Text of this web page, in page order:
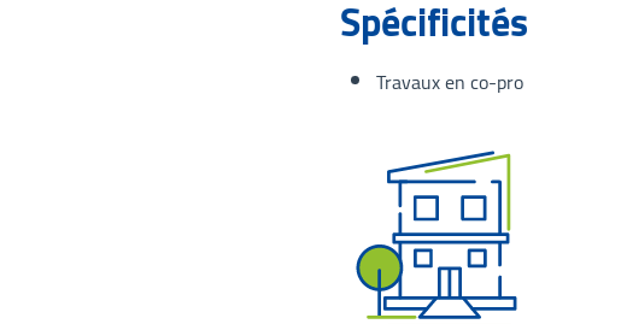
Spécificités
Travaux en co-pro